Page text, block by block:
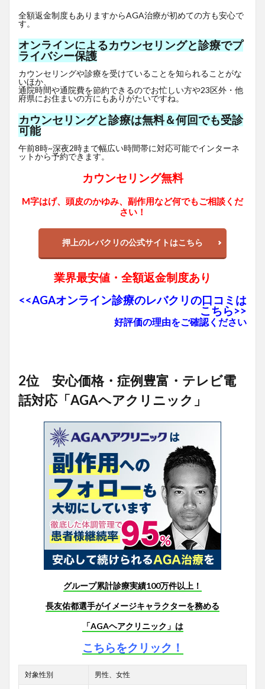
全額返金制度もありますからAGA治療が初めての方も安心で
す。
オンラインによるカウンセリングと診療でプ
ライバシー保護
カウンセリングや診療を受けていることを知られることがな
いほか、
通院時間や通院費を節約できるのでお忙しい方や23区外・他
府県にお住まいの方にもありがたいですね。
カウンセリングと診療は無料＆何回でも受診
可能
午前8時~深夜2時まで幅広い時間帯に対応可能でインターネ
ットから予約できます。
カウンセリング無料
M字はげ、頭皮のかゆみ、副作用など何でもご相談くだ
さい！
押上のレバクリの公式サイトはこちら
業界最安値・全額返金制度あり
<<AGAオンライン診療のレバクリの口コミは
こちら>>
好評価の理由をご確認ください
2位 安心価格・症例豊富・テレビ電
話対応「AGAヘアクリニック」
グループ累計診療実績100万件以上！
長友佑都選手がイメージキャラクターを務める
「AGAヘアクリニック」は
こちらをクリック！
対象性別 男性、女性